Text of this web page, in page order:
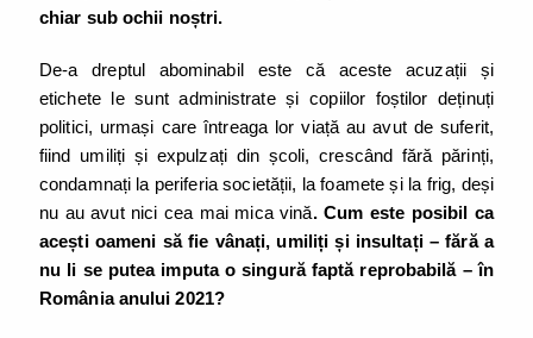
chiar sub ochii noștri.
De-a dreptul abominabil este că aceste acuzații și
etichete le sunt administrate și copiilor foștilor deținuți
politici, urmași care întreaga lor viață au avut de suferit,
fiind umiliți și expulzați din școli, crescând fără părinți,
condamnați la periferia societății, la foamete și la frig, deși
nu au avut nici cea mai mica vină. Cum este posibil ca
acești oameni să fie vânați, umiliți și insultați – fără a
nu li se putea imputa o singură faptă reprobabilă – în
România anului 2021?